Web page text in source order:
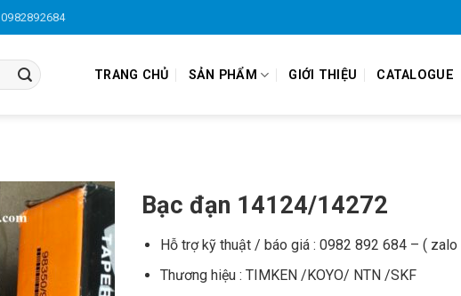
0982892684
TRANG CHỦ SẢN PHẨM GIỚI THIỆU CATALOGUE
Bạc đạn 14124/14272
Hỗ trợ kỹ thuật / báo giá : 0982 892 684 – (
Thương hiệu : TIMKEN /KOYO/ NTN /SKF